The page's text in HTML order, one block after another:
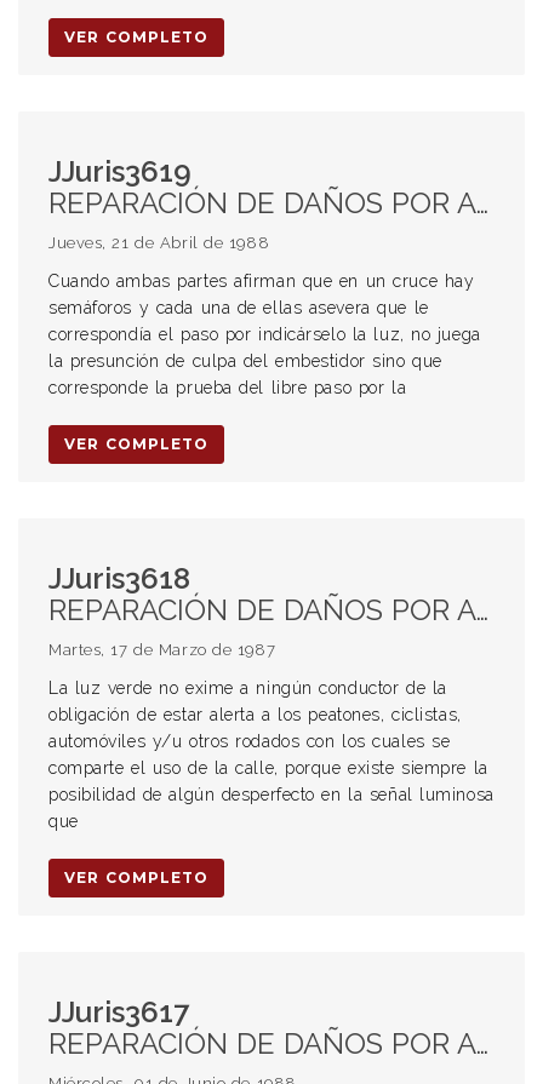
VER COMPLETO
JJuris3619
REPARACIÓN DE DAÑOS POR ACCIDENTES DE TRÁNSITO. Culpabilidad Señales de semáforo
Jueves, 21 de Abril de 1988
Cuando ambas partes afirman que en un cruce hay
semáforos y cada una de ellas asevera que le
correspondía el paso por indicárselo la luz, no juega
la presunción de culpa del embestidor sino que
corresponde la prueba del libre paso por la
VER COMPLETO
JJuris3618
REPARACIÓN DE DAÑOS POR ACCIDENTES DE TRÁNSITO. Culpabilidad Señales de semáforo
Martes, 17 de Marzo de 1987
La luz verde no exime a ningún conductor de la
obligación de estar alerta a los peatones, ciclistas,
automóviles y/u otros rodados con los cuales se
comparte el uso de la calle, porque existe siempre la
posibilidad de algún desperfecto en la señal luminosa
que
VER COMPLETO
JJuris3617
REPARACIÓN DE DAÑOS POR ACCIDENTES DE TRÁNSITO. Culpabilidad Cruce de encrucijadas y bocacalles Prioridad de paso